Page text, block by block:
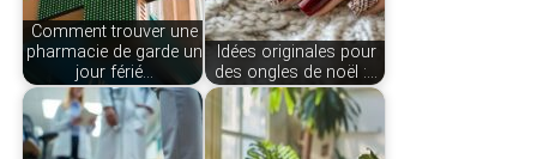
Comment trouver une
pharmacie de garde un
jour férié…
Idées originales pour
des ongles de noël :…